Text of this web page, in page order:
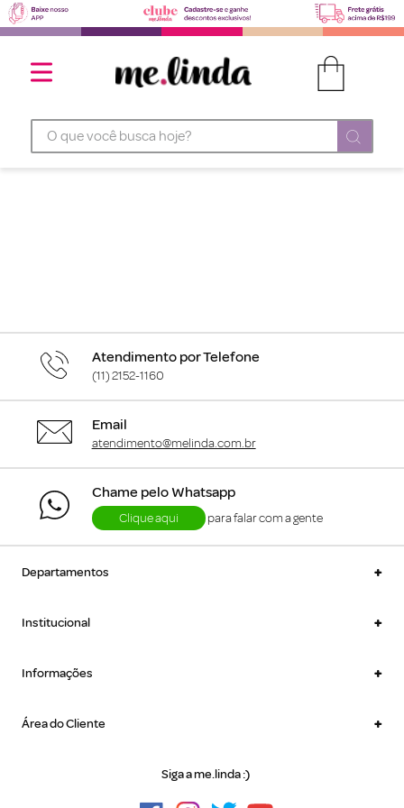
O que você busca hoje?
Atendimento por Telefone
(11) 2152-1160
Email
atendimento@melinda.com.br
Chame pelo Whatsapp
Clique aqui para falar com a gente
Departamentos +
Institucional +
Informações +
Área do Cliente +
Siga a me.linda :)